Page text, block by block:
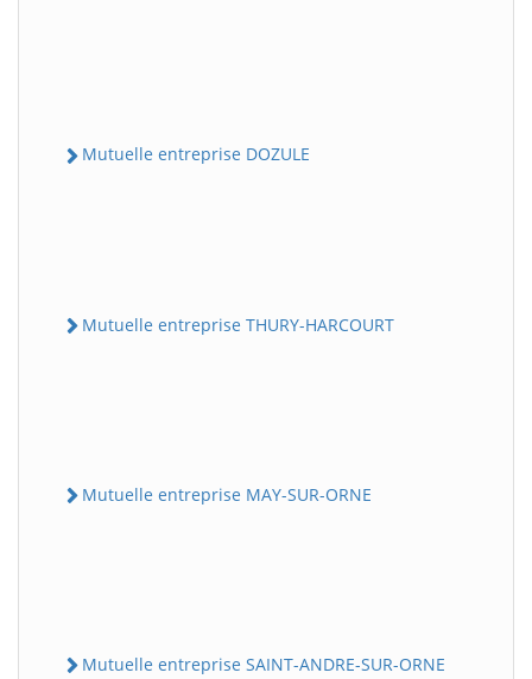
Mutuelle entreprise DOZULE
Mutuelle entreprise THURY-HARCOURT
Mutuelle entreprise MAY-SUR-ORNE
Mutuelle entreprise SAINT-ANDRE-SUR-ORNE